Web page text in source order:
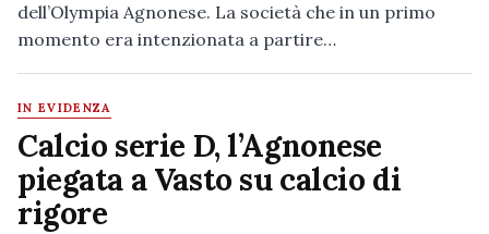
dell’Olympia Agnonese. La società che in un primo
momento era intenzionata a partire…
IN EVIDENZA
Calcio serie D, l’Agnonese
piegata a Vasto su calcio di
rigore